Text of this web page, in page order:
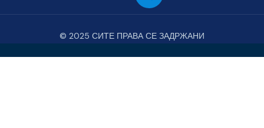
© 2025 СИТЕ ПРАВА СЕ ЗАДРЖАНИ